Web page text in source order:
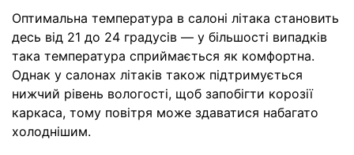
Оптимальна температура в салоні літака становить
десь від 21 до 24 градусів — у більшості випадків
така температура сприймається як комфортна.
Однак у салонах літаків також підтримується
нижчий рівень вологості, щоб запобігти корозії
каркаса, тому повітря може здаватися набагато
холоднішим.